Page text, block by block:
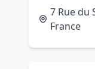
7 Rue du
France